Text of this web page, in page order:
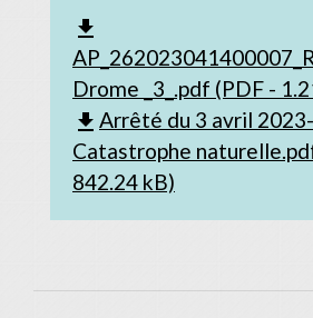
file_download
Drome _3_.pdf (PDF -
file_download Arrêté du 3 avril 2023-
Catastrophe
842.24 kB)